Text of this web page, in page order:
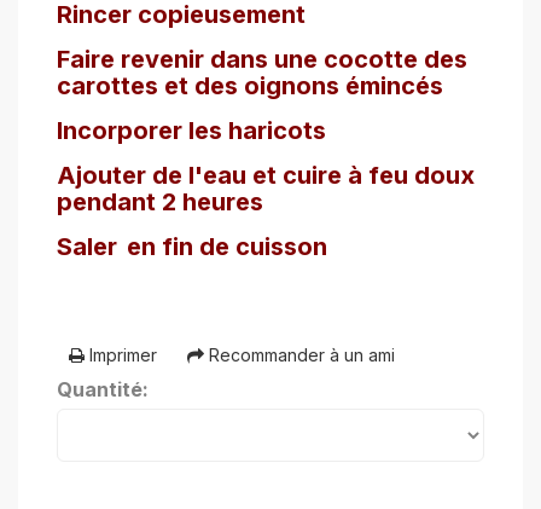
Rincer copieusement
Faire revenir dans une cocotte des
carottes et des oignons émincés
Incorporer les haricots
Ajouter de l'eau et cuire à feu doux
pendant 2 heures
Saler en fin de cuisson
Imprimer Recommander à un ami
Quantité: